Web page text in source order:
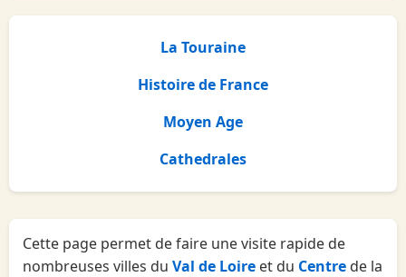
La Touraine
Histoire de France
Moyen Age
Cathedrales
Cette page permet de faire une visite rapide de
nombreuses villes du Val de Loire et du Centre de la